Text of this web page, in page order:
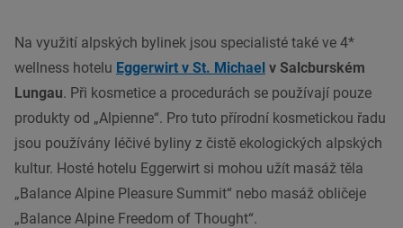
Na využití alpských bylinek jsou specialisté také ve 4*
wellness hotelu Eggerwirt v St. Michael v Salcburském
Lungau. Při kosmetice a procedurách se používají pouze
produkty od „Alpienne“. Pro tuto přírodní kosmetickou řadu
jsou používány léčivé byliny z čistě ekologických alpských
kultur. Hosté hotelu Eggerwirt si mohou užít masáž těla
„Balance Alpine Pleasure Summit“ nebo masáž obličeje
„Balance Alpine Freedom of Thought“.